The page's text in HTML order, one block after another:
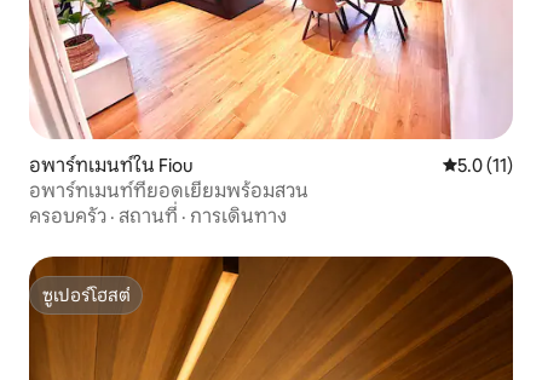
อพาร์ทเมนท์ใน Fiou คะแนนเฉลี่ย
5.0 (11)
อพาร์ทเมนท์ที่ยอดเยี่ยมพร้อมสวน
ครอบครัว · สถานที่ · การเดินทาง
ซูเปอร์โฮสต์
ซูเปอร์โฮสต์